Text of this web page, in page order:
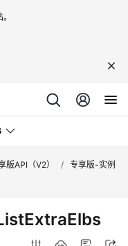
版API（V2） / 专享版-实例